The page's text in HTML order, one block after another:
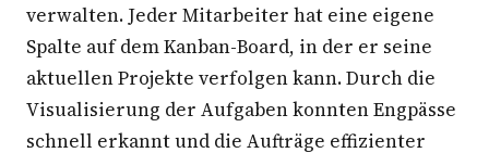
verwalten. Jeder Mitarbeiter hat eine eigene
Spalte auf dem Kanban-Board, in der er seine
aktuellen Projekte verfolgen kann. Durch die
Visualisierung der Aufgaben konnten Engpässe
schnell erkannt und die Aufträge effizienter